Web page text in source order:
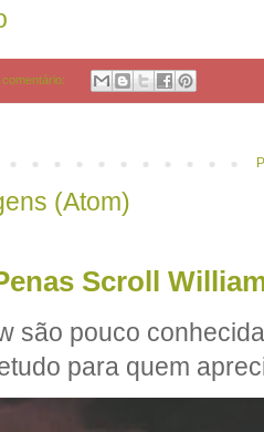
(Atom)
Scroll
são pouco
para quem